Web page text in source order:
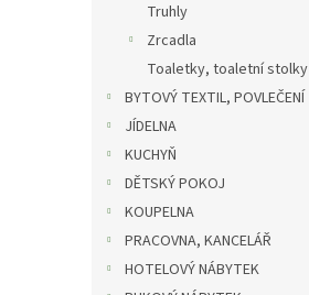
Truhly
Zrcadla
Toaletky, toaletní stolky
BYTOVÝ TEXTIL, POVLEČENÍ
JÍDELNA
KUCHYŇ
DĚTSKÝ POKOJ
KOUPELNA
PRACOVNA, KANCELÁŘ
HOTELOVÝ NÁBYTEK